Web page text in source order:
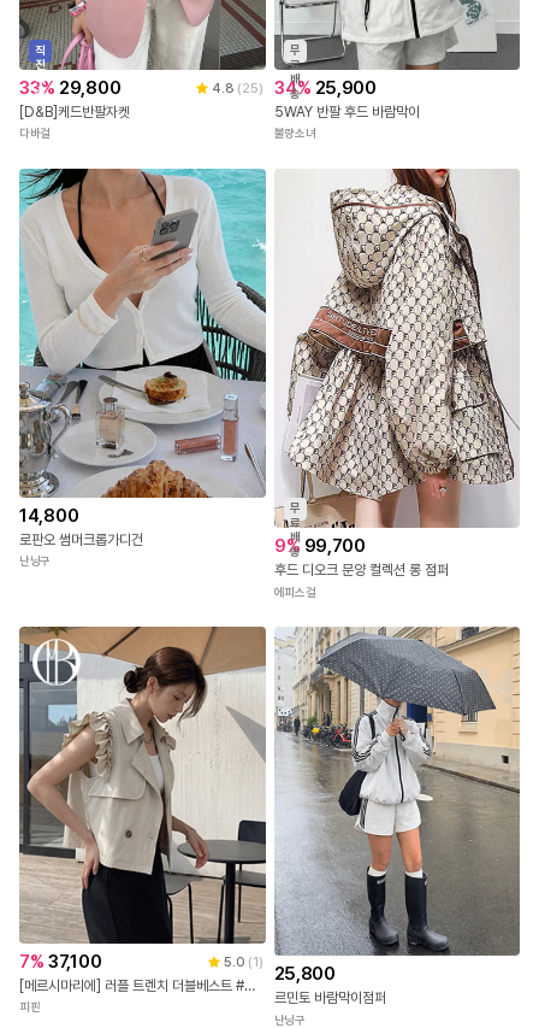
직
진
배
송
33% 29,800 4.8 (25)
[D&B]케드반팔자켓
다바걸
무
료
배
송
34% 25,900
5WAY 반팔 후드 바람막이
불량소녀
14,800
로판오 썸머크롭가디건
난닝구
무
료
배
송
9% 99,700
후드 디오크 문양 컬렉션 롱 점퍼
에피스걸
7% 37,100 5.0 (1)
[메르시마리에] 러플 트렌치 더블베스트 #66815
피핀
25,800
르민토 바람막이점퍼
난닝구